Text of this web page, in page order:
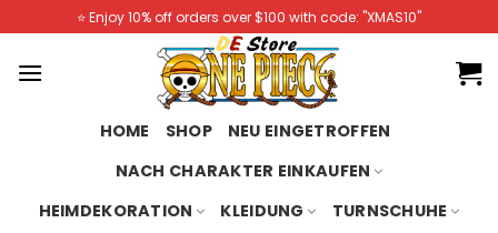
to
content
⭐️ Enjoy 10% off orders over $100 with code: "XMAS10"
HOME SHOP
NEU EINGETROFFEN
NACH CHARAKTER EINKAUFEN
HEIMDEKORATION
KLEIDUNG
TURNSCHUHE